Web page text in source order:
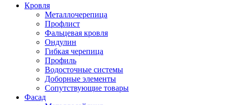
Кровля
Металлочерепица
Профлист
Фальцевая кровля
Ондулин
Гибкая черепица
Профиль
Водосточные системы
Доборные элементы
Сопутствующие товары
Фасад